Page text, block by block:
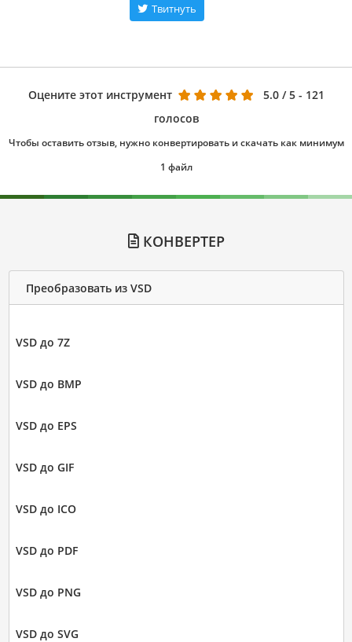
Твитнуть
Оцените этот инструмент 5.0 / 5 - 121
голосов
Чтобы оставить отзыв, нужно конвертировать и скачать как минимум
1 файл
КОНВЕРТЕР
Преобразовать из VSD
VSD до 7Z
VSD до BMP
VSD до EPS
VSD до GIF
VSD до ICO
VSD до PDF
VSD до PNG
VSD до SVG